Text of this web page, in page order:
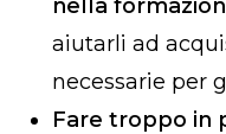
nella
aiutarli ad
necessarie per
Fare troppo in